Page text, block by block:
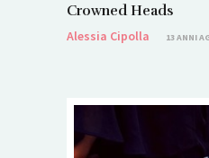
Crowned Heads
Alessia Cipolla
13 ANNI